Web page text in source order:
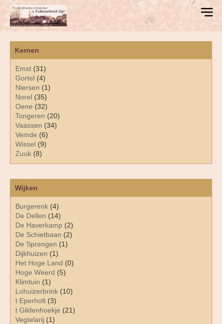
Kernen
Emst (31)
Gortel (4)
Niersen (1)
Norel (35)
Oene (32)
Tongeren (20)
Vaassen (34)
Vemde (6)
Wissel (9)
Zuuk (8)
Wijken
Burgerenk (4)
De Dellen (14)
De Haverkamp (2)
De Schietbaan (2)
De Sprengen (1)
Dijkhuizen (1)
Het Hoge Land (0)
Hoge Weerd (5)
Klimtuin (1)
Lohuizerbrink (10)
t Eperholt (3)
t Gildenhoekje (21)
Vegtelarij (1)